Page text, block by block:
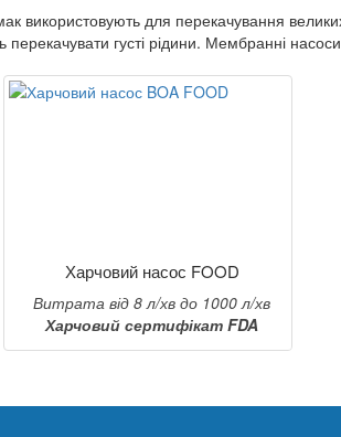
для перекачування
перекачувати густі рідини. Мембранні
Харчовий насос FOOD
Витрата від 8 л/хв до 1000 л/хв
Харчовий сертифікат FDA